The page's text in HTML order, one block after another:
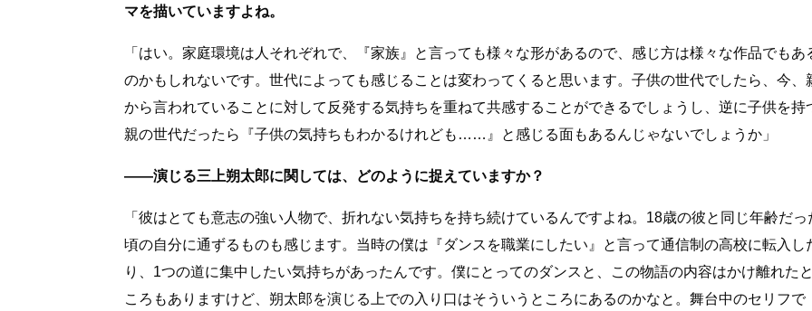
マを描いていますよね。
「はい。家庭環境は人それぞれで、『家族』と言っても様々な形があるので、感じ方は様々な作品でもあ
のかもしれないです。世代によっても感じることは変わってくると思います。子供の世代でしたら、今、
から言われていることに対して反発する気持ちを重ねて共感することができるでしょうし、逆に子供を持
親の世代だったら『子供の気持ちもわかるけれども……』と感じる面もあるんじゃないでしょうか」
――演じる三上朔太郎に関しては、どのように捉えていますか？
「彼はとても意志の強い人物で、折れない気持ちを持ち続けているんですよね。18歳の彼と同じ年齢だっ
頃の自分に通ずるものも感じます。当時の僕は『ダンスを職業にしたい』と言って通信制の高校に転入し
り、1つの道に集中したい気持ちがあったんです。僕にとってのダンスと、この物語の内容はかけ離れたと
ころもありますけど、朔太郎を演じる上での入り口はそういうところにあるのかなと。舞台中のセリフで